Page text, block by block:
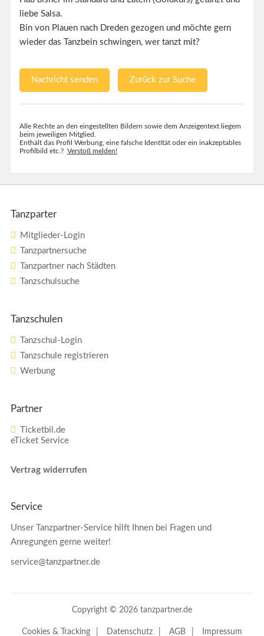
liebe Salsa.
Bin von Plauen nach Dreden gezogen und möchte gern
wieder das Tanzbein schwingen, wer tanzt mit?
Nachricht senden Zurück zur Suche
Alle Rechte an den eingestellten Bildern sowie dem Anzeigentext liegem
beim jeweiligen Mitglied.
Enthält das Profil Werbung, eine falsche Identität oder ein inakzeptables
Profilbild etc.? Verstoß melden!
Tanzparter
Mitglieder-Login
Tanzpartnersuche
Tanzpartner nach Städten
Tanzschulsuche
Tanzschulen
Tanzschul-Login
Tanzschule registrieren
Werbung
Partner
Ticketbil.de
eTicket Service
Vertrag widerrufen
Service
Unser Tanzpartner-Service hilft Ihnen bei Fragen und
Anregungen gerne weiter!
service@tanzpartner.de
Copyright © 2026 tanzpartner.de
Cookies & Tracking Datenschutz AGB Impressum